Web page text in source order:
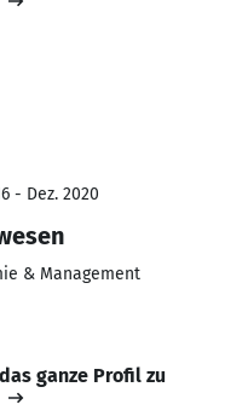
- Dez. 2020
& Management
ganze Profil zu